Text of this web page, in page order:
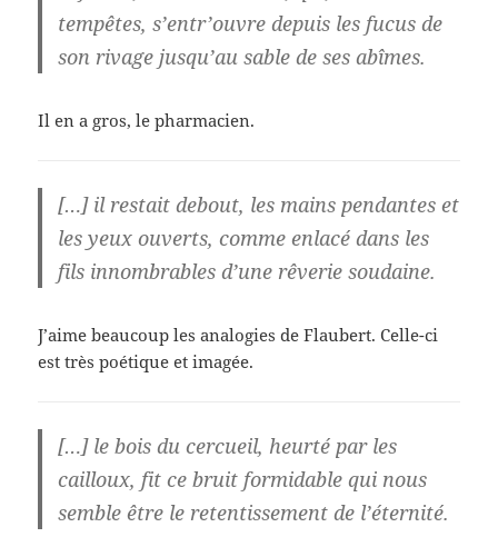
tempêtes, s’entr’ouvre depuis les fucus de
son rivage jusqu’au sable de ses abîmes.
Il en a gros, le pharmacien.
[…] il restait debout, les mains pendantes et
les yeux ouverts, comme enlacé dans les
fils innombrables d’une rêverie soudaine.
J’aime beaucoup les analogies de Flaubert. Celle-ci
est très poétique et imagée.
[…] le bois du cercueil, heurté par les
cailloux, fit ce bruit formidable qui nous
semble être le retentissement de l’éternité.